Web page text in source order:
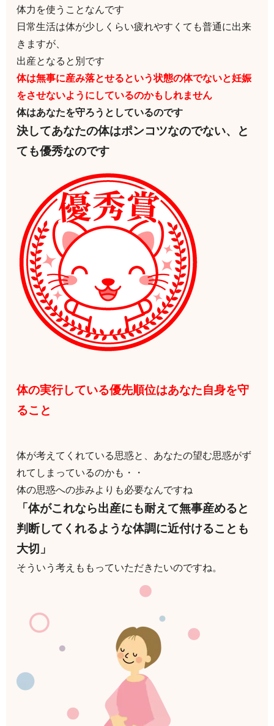
体力を使うことなんです
日常生活は体が少しくらい疲れやすくても普通に出来
きますが、
出産となると別です
体は無事に産み落とせるという状態の体でないと妊娠
をさせないようにしているのかもしれません
体はあなたを守ろうとしているのです
決してあなたの体はポンコツなのでない、と
ても優秀なのです
体の実行している優先順位はあなた自身を守
ること
体が考えてくれている思惑と、あなたの望む思惑がず
れてしまっているのかも・・
体の思惑への歩みよりも必要なんですね
「体がこれなら出産にも耐えて無事産めると
判断してくれるような体調に近付けることも
大切」
そういう考えももっていただきたいのですね。